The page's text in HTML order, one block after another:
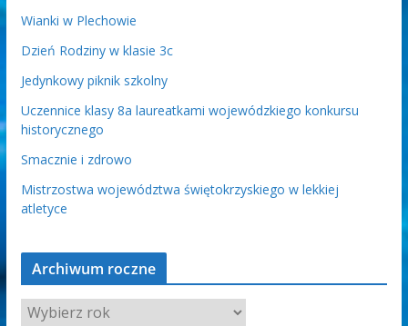
Wianki w Plechowie
Dzień Rodziny w klasie 3c
Jedynkowy piknik szkolny
Uczennice klasy 8a laureatkami wojewódzkiego konkursu
historycznego
Smacznie i zdrowo
Mistrzostwa województwa świętokrzyskiego w lekkiej
atletyce
Archiwum roczne